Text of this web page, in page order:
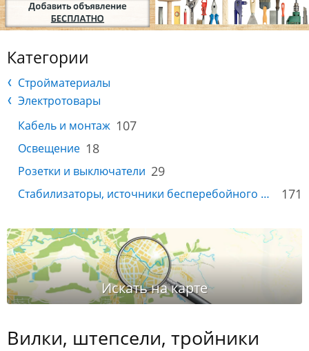
Категории
Стройматериалы
Электротовары
Кабель и монтаж 107
Освещение 18
Розетки и выключатели 29
Стабилизаторы, источники бесперебойного питания 171
Вилки, штепсели, тройники